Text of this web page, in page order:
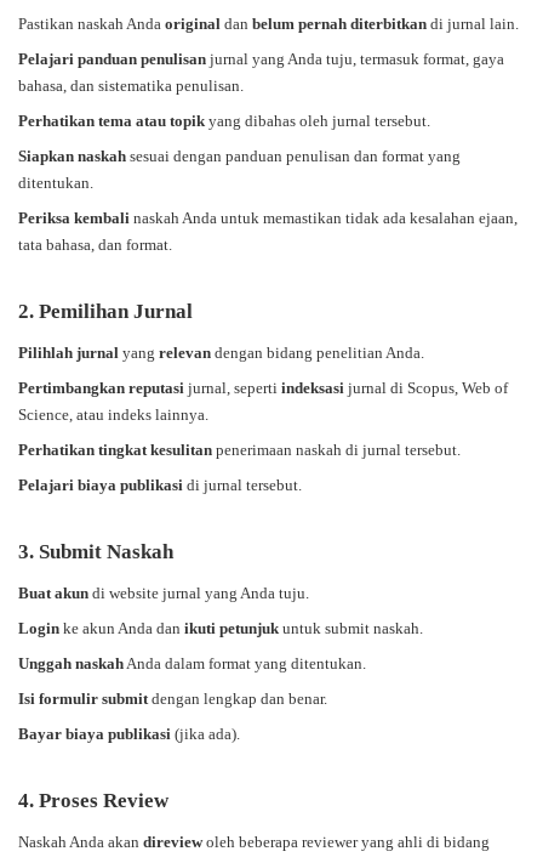
Pastikan naskah Anda original dan belum pernah diterbitkan di jurnal lain.
Pelajari panduan penulisan jurnal yang Anda tuju, termasuk format, gaya
bahasa, dan sistematika penulisan.
Perhatikan tema atau topik yang dibahas oleh jurnal tersebut.
Siapkan naskah sesuai dengan panduan penulisan dan format yang
ditentukan.
Periksa kembali naskah Anda untuk memastikan tidak ada kesalahan ejaan,
tata bahasa, dan format.
2. Pemilihan Jurnal
Pilihlah jurnal yang relevan dengan bidang penelitian Anda.
Pertimbangkan reputasi jurnal, seperti indeksasi jurnal di Scopus, Web of
Science, atau indeks lainnya.
Perhatikan tingkat kesulitan penerimaan naskah di jurnal tersebut.
Pelajari biaya publikasi di jurnal tersebut.
3. Submit Naskah
Buat akun di website jurnal yang Anda tuju.
Login ke akun Anda dan ikuti petunjuk untuk submit naskah.
Unggah naskah Anda dalam format yang ditentukan.
Isi formulir submit dengan lengkap dan benar.
Bayar biaya publikasi (jika ada).
4. Proses Review
Naskah Anda akan direviewoleh beberapa reviewer yang ahli di bidang